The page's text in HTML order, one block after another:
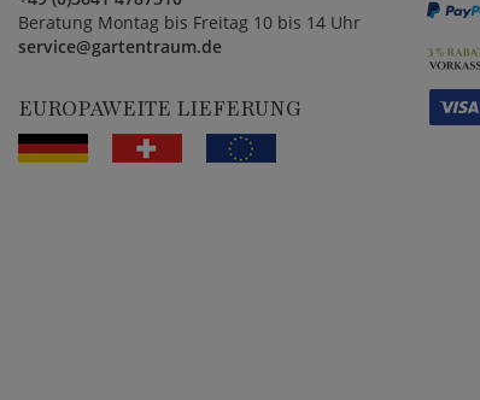
Beratung Montag bis Freitag 10 bis 14 Uhr
service@gartentraum.de
EUROPAWEITE LIEFERUNG